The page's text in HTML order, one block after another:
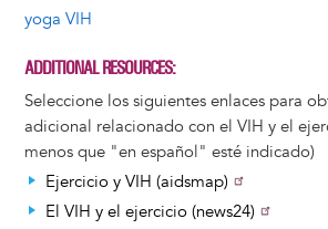
yoga VIH
ADDITIONAL RESOURCES
Seleccione los siguientes enlaces para
adicional relacionado con el VIH y el
menos que "en español" esté indicado)
Ejercicio y VIH (aidsmap)
El VIH y el ejercicio (news24)